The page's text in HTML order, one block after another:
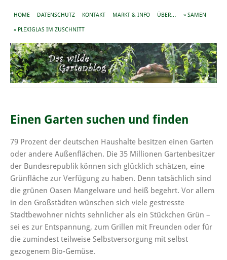
HOME DATENSCHUTZ KONTAKT MARKT & INFO ÜBER… » SAMEN
» PLEXIGLAS IM ZUSCHNITT
Einen Garten suchen und finden
79 Prozent der deutschen Haushalte besitzen einen Garten
oder andere Außenflächen. Die 35 Millionen Gartenbesitzer
der Bundesrepublik können sich glücklich schätzen, eine
Grünfläche zur Verfügung zu haben. Denn tatsächlich sind
die grünen Oasen Mangelware und heiß begehrt. Vor allem
in den Großstädten wünschen sich viele gestresste
Stadtbewohner nichts sehnlicher als ein Stückchen Grün –
sei es zur Entspannung, zum Grillen mit Freunden oder für
die zumindest teilweise Selbstversorgung mit selbst
gezogenem Bio-Gemüse.